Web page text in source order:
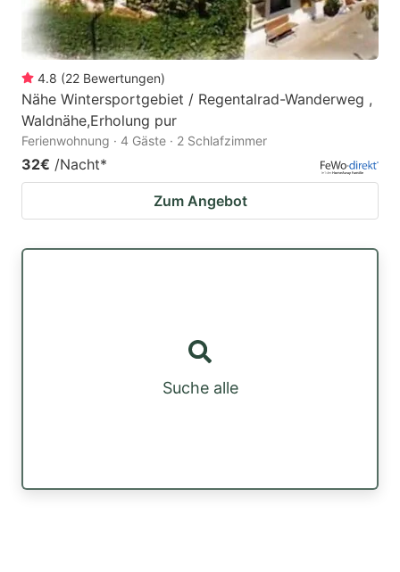
4.8 (22 Bewertungen)
Nähe Wintersportgebiet / Regentalrad-Wanderweg ,
Waldnähe,Erholung pur
Ferienwohnung · 4 Gäste · 2 Schlafzimmer
32€ /Nacht*
Zum Angebot
Suche alle